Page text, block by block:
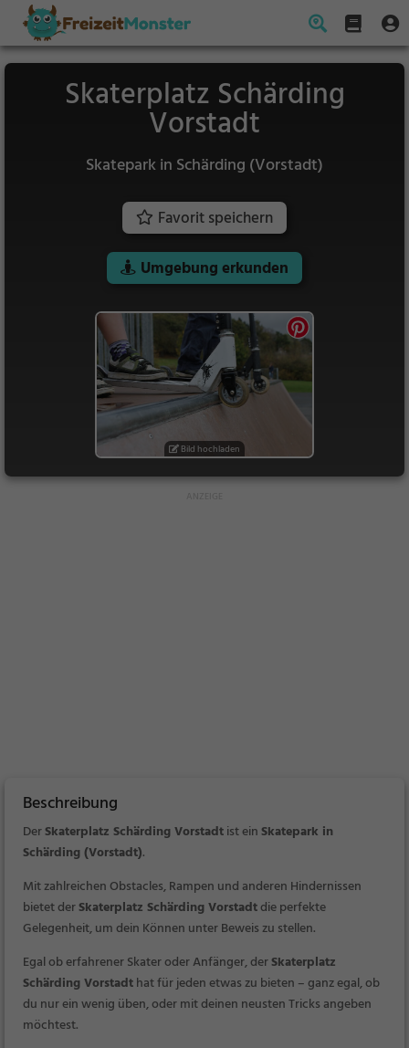
Skaterplatz Schärding
Vorstadt
Skatepark in Schärding (Vorstadt)
Favorit speichern
Umgebung erkunden
Bild hochladen
Beschreibung
DerSkaterplatz Schärding Vorstadtist einSkatepark in
Schärding (Vorstadt).
Mit zahlreichen Obstacles, Rampen und anderen Hindernissen
bietet derSkaterplatz Schärding Vorstadtdie perfekte
Gelegenheit, um dein Können unter Beweis zu stellen.
Egal ob erfahrener Skater oder Anfänger, derSkaterplatz
Schärding Vorstadthat für jeden etwas zu bieten – ganz egal, ob
du nur ein wenig üben, oder mit deinen neusten Tricks angeben
möchtest.